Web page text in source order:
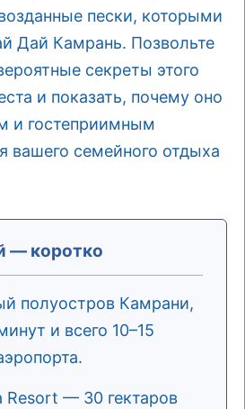
пески, которыми
Дай Камрань. Позвольте
секреты этого
и показать, почему оно
и гостеприимным
вашего семейного отдыха
— коротко
полуостров Камрани,
и всего 10–15
Resort — 30 гектаров